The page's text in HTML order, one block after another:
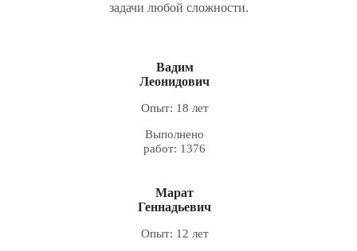
задачи любой сложности.
Вадим
Леонидович
Опыт: 18 лет
Выполнено
работ: 1376
Марат
Геннадьевич
Опыт: 12 лет